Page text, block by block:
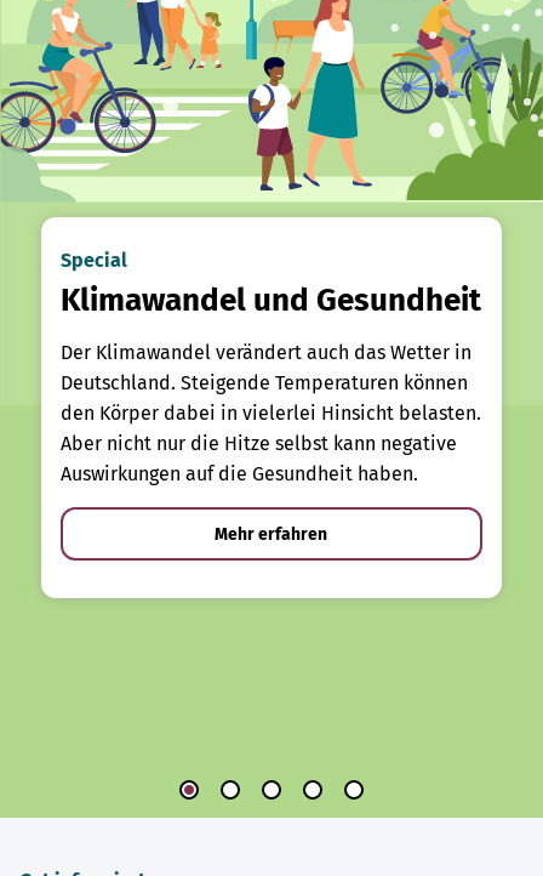
Special
Klimawandel und Gesundheit
Der Klimawandel verändert auch das Wetter in
Deutschland. Steigende Temperaturen können
den Körper dabei in vielerlei Hinsicht belasten.
Aber nicht nur die Hitze selbst kann negative
Auswirkungen auf die Gesundheit haben.
Mehr erfahren